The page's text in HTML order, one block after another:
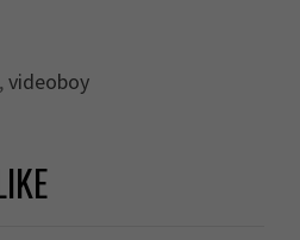
,videoboy